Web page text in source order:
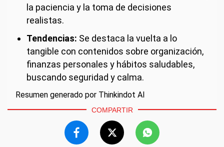
la paciencia y la toma de decisiones
realistas.
Tendencias: Se destaca la vuelta a lo
tangible con contenidos sobre organización,
finanzas personales y hábitos saludables,
buscando seguridad y calma.
Resumen generado por Thinkindot AI
COMPARTIR